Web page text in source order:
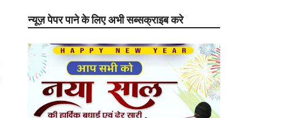
न्यूज़ पेपर पाने के लिए अभी सब्सक्राइब करे